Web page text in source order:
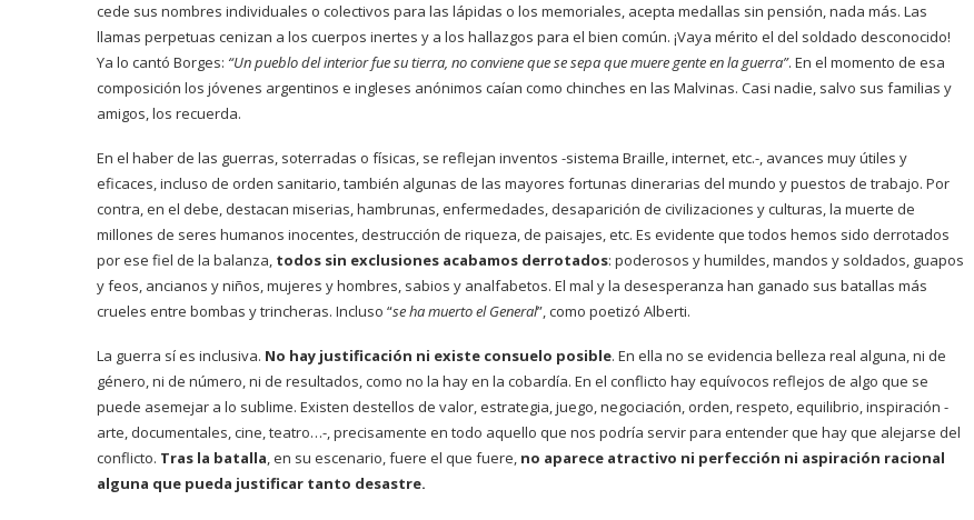
cede sus nombres individuales o colectivos para las lápidas o los memoriales, acepta medallas sin pensión, nada más. Las
llamas perpetuas cenizan a los cuerpos inertes y a los hallazgos para el bien común. ¡Vaya mérito el del soldado desconocido!
Ya lo cantó Borges: “Un pueblo del interior fue su tierra, no conviene que se sepa que muere gente en la guerra”. En el momento de esa
composición los jóvenes argentinos e ingleses anónimos caían como chinches en las Malvinas. Casi nadie, salvo sus familias y
amigos, los recuerda.
En el haber de las guerras, soterradas o físicas, se reflejan inventos -sistema Braille, internet, etc.-, avances muy útiles y
eficaces, incluso de orden sanitario, también algunas de las mayores fortunas dinerarias del mundo y puestos de trabajo. Por
contra, en el debe, destacan miserias, hambrunas, enfermedades, desaparición de civilizaciones y culturas, la muerte de
millones de seres humanos inocentes, destrucción de riqueza, de paisajes, etc. Es evidente que todos hemos sido derrotados
por ese fiel de la balanza, todos sin exclusiones acabamos derrotados: poderosos y humildes, mandos y soldados, guapos
y feos, ancianos y niños, mujeres y hombres, sabios y analfabetos. El mal y la desesperanza han ganado sus batallas más
crueles entre bombas y trincheras. Incluso “se ha muerto el General”, como poetizó Alberti.
La guerra sí es inclusiva. No hay justificación ni existe consuelo posible. En ella no se evidencia belleza real alguna, ni de
género, ni de número, ni de resultados, como no la hay en la cobardía. En el conflicto hay equívocos reflejos de algo que se
puede asemejar a lo sublime. Existen destellos de valor, estrategia, juego, negociación, orden, respeto, equilibrio, inspiración -
arte, documentales, cine, teatro…-, precisamente en todo aquello que nos podría servir para entender que hay que alejarse del
conflicto. Tras la batalla, en su escenario, fuere el que fuere, no aparece atractivo ni perfección ni aspiración racional
alguna que pueda justificar tanto desastre.